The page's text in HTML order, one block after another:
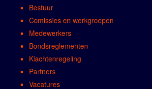
Bestuur
Comissies en werkgroepen
Medewerkers
Bondsreglementen
Klachtenregeling
Partners
Vacatures